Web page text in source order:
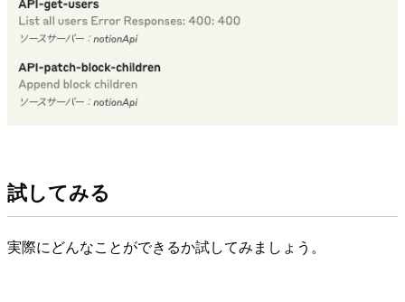
試してみる
実際にどんなことができるか試してみましょう。